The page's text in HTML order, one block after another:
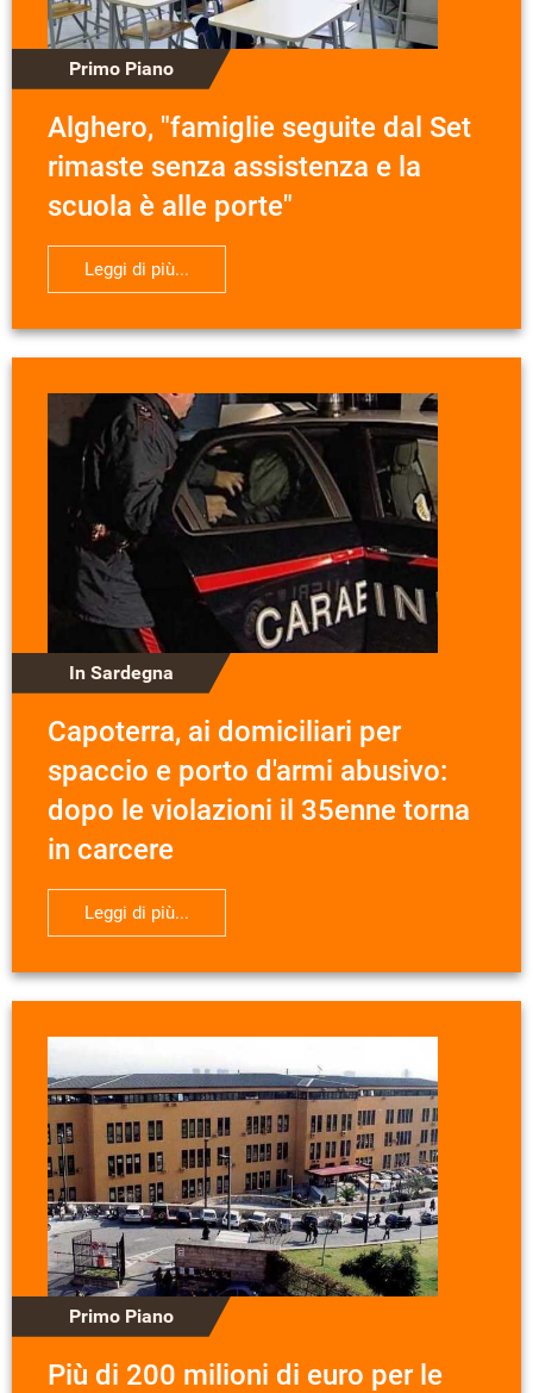
Primo Piano
Alghero, "famiglie seguite dal Set
rimaste senza assistenza e la
scuola è alle porte"
Leggi di più...
In Sardegna
Capoterra, ai domiciliari per
spaccio e porto d'armi abusivo:
dopo le violazioni il 35enne torna
in carcere
Leggi di più...
Primo Piano
Più di 200 milioni di euro per le